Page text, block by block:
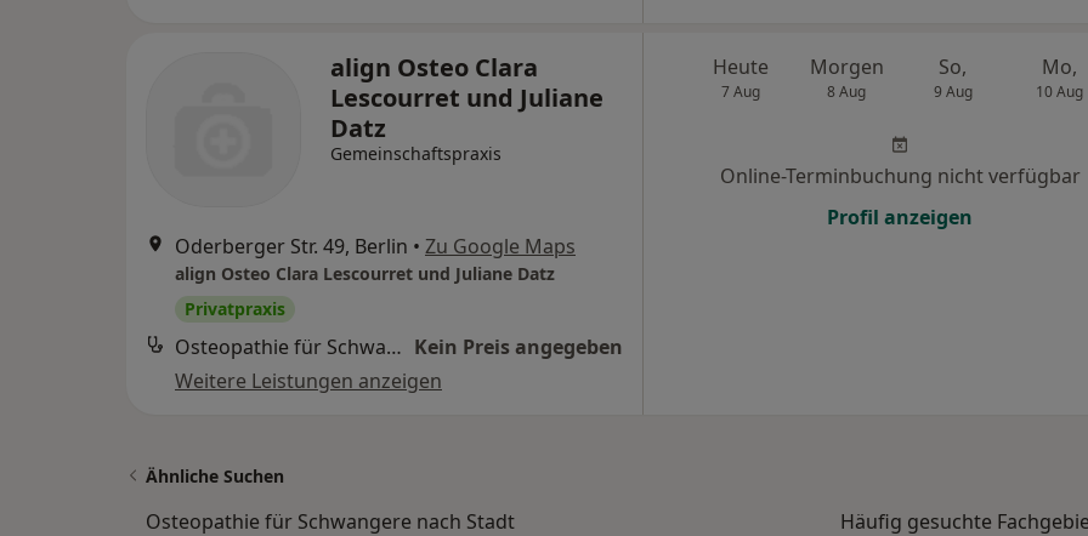
align Osteo Clara
Lescourret und Juliane
Datz
Gemeinschaftspraxis
Oderberger Str. 49, Berlin • Zu Google Maps
align Osteo Clara Lescourret und Juliane Datz
Privatpraxis
Osteopathie für Schwangere Kein Preis angegeben
Weitere Leistungen anzeigen
Heute
7 Aug
Morgen
8 Aug
So,
9 Aug
Mo,
10 Aug
Online-Terminbuchung nicht verfügbar
Profil anzeigen
Ähnliche Suchen
Osteopathie für Schwangere nach Stadt
Häufig gesuchte